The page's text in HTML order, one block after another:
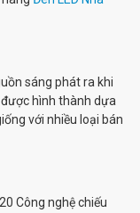
sáng phát ra khi
hình thành dựa
với nhiều loại bán
Công nghệ chiếu